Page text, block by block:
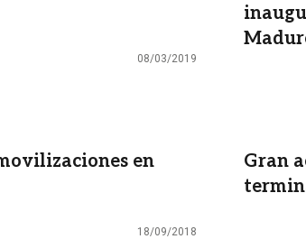
08/03/2019
en
18/09/2018
Gran